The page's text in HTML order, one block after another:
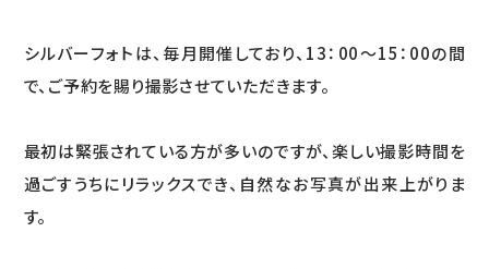
シルバーフォトは、毎月開催しており、13：00～15：00の間
で、ご予約を賜り撮影させていただきます。
最初は緊張されている方が多いのですが、楽しい撮影時間を
過ごすうちにリラックスでき、自然なお写真が出来上がりま
す。